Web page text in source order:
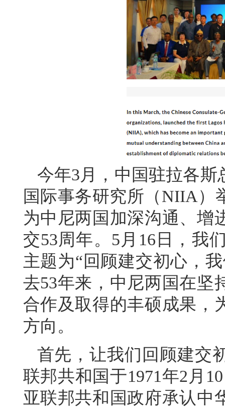
今年3月，中国驻拉各
国际事务研究所（NIIA）
为中尼两国加深沟通、增
交53周年。5月16日，我
主题为“回顾建交初心，
去53年来，中尼两国在坚
合作及取得的丰硕成果，
方向。
首先，让我们回顾建交
联邦共和国于1971年2月
亚联邦共和国政府承认中